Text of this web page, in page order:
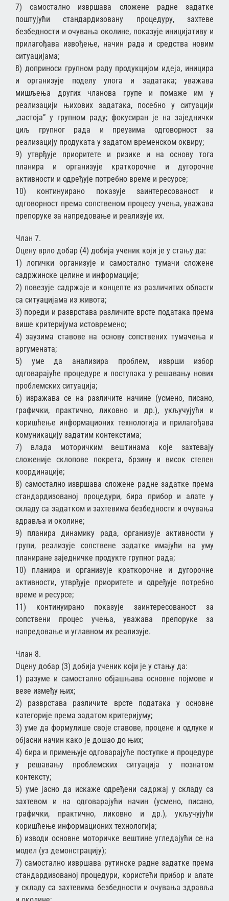
7) самостално извршава сложене радне задатке
поштујући стандардизовану процедуру, захтеве
безбедности и очувања околине, показује иницијативу и
прилагођава извођење, начин рада и средства новим
ситуацијама;
8) доприноси групном раду продукцијом идеја, иницира
и организује поделу улога и задатака; уважава
мишљења других чланова групе и помаже им у
реализацији њихових задатака, посебно у ситуацији
„застоја” у групном раду; фокусиран је на заједнички
циљ групног рада и преузима одговорност за
реализацију продуката у задатом временском оквиру;
9) утврђује приоритете и ризике и на основу тога
планира и организује краткорочне и дугорочне
активности и одређује потребно време и ресурсе;
10) континуирано показује заинтересованост и
одговорност према сопственом процесу учења, уважава
препоруке за напредовање и реализује их.
Члан 7.
Оцену врло добар (4) добија ученик који је у стању да:
1) логички организује и самостално тумачи сложене
садржинске целине и информације;
2) повезује садржаје и концепте из различитих области
са ситуацијама из живота;
3) пореди и разврстава различите врсте података према
више критеријума истовремено;
4) заузима ставове на основу сопствених тумачења и
аргумената;
5) уме да анализира проблем, изврши избор
одговарајуће процедуре и поступака у решавању нових
проблемских ситуација;
6) изражава се на различите начине (усмено, писано,
графички, практично, ликовно и др.), укључујући и
коришћење информационих технологија и прилагођава
комуникацију задатим контекстима;
7) влада моторичким вештинама које захтевају
сложеније склопове покрета, брзину и висок степен
координације;
8) самостално извршава сложене радне задатке према
стандардизованој процедури, бира прибор и алате у
складу са задатком и захтевима безбедности и очувања
здравља и околине;
9) планира динамику рада, организује активности у
групи, реализује сопствене задатке имајући на уму
планиране заједничке продукте групног рада;
10) планира и организује краткорочне и дугорочне
активности, утврђује приоритете и одређује потребно
време и ресурсе;
11) континуирано показује заинтересованост за
сопствени процес учења, уважава препоруке за
напредовање и углавном их реализује.
Члан 8.
Оцену добар (3) добија ученик који је у стању да:
1) разуме и самостално објашњава основне појмове и
везе између њих;
2) разврстава различите врсте података у основне
категорије према задатом критеријуму;
3) уме да формулише своје ставове, процене и одлуке и
објасни начин како је дошао до њих;
4) бира и примењује одговарајуће поступке и процедуре
у решавању проблемских ситуација у познатом
контексту;
5) уме јасно да искаже одређени садржај у складу са
захтевом и на одговарајући начин (усмено, писано,
графички, практично, ликовно и др.), укључујући
коришћење информационих технологија;
6) изводи основне моторичке вештине угледајући се на
модел (уз демонстрацију);
7) самостално извршава рутинске радне задатке према
стандардизованој процедури, користећи прибор и алате
у складу са захтевима безбедности и очувања здравља